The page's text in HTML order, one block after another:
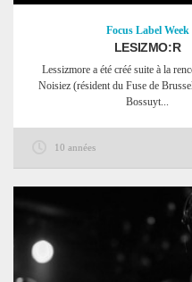
Focus Label Week
LESIZMO:R
Lessizmore a été créé suite à la
Noisiez (résident du Fuse de
Bossuyt...
10 années